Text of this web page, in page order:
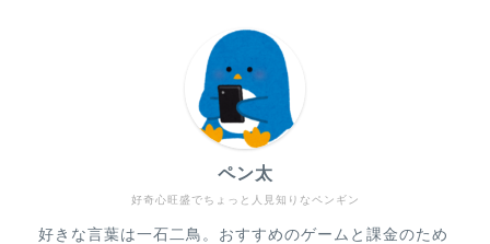
好奇心旺盛でちょっと人見知りなペンギン
ペン太
好きな言葉は一石二鳥。おすすめのゲームと課金のため